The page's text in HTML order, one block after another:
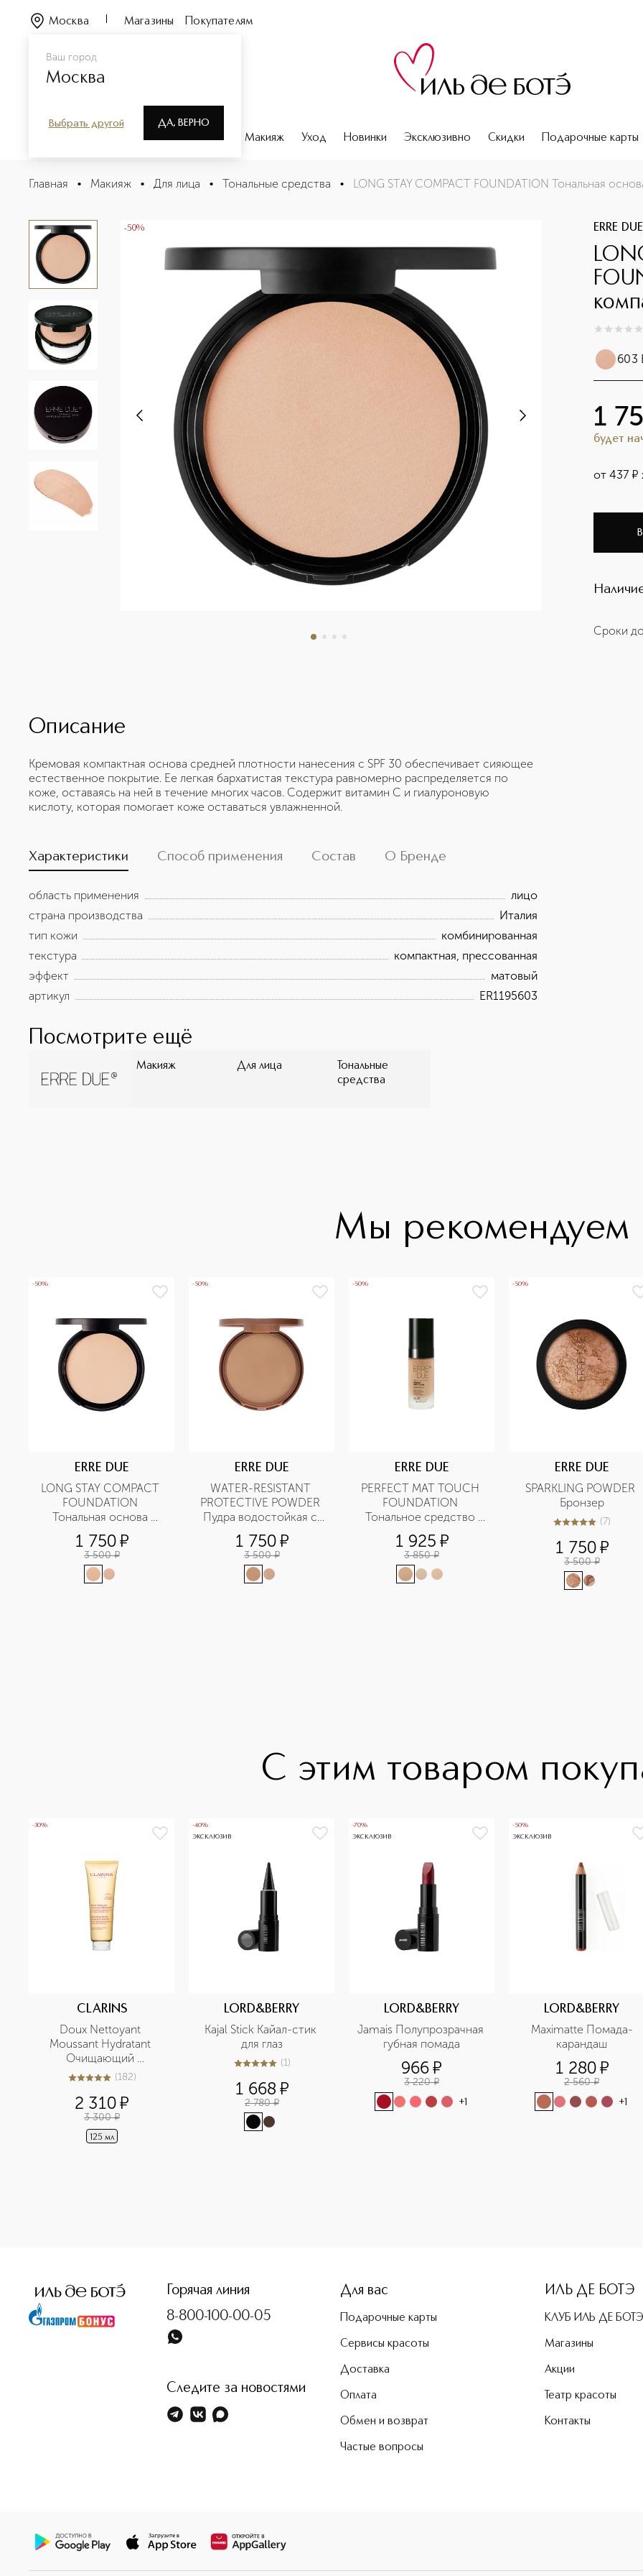
Ваш город
Москва
Выбрать другой ДА, ВЕРНО
Москва Магазины Покупателям
Парфюмерия Макияж Уход Новинки Эксклюзивно Скидки Подарочные карты
LONG STAY COMPACT FOUNDATION Тональная основа компактная стойкая SPF30
Описание
Главная • Макияж • Для лица • Тональные средства • LONG STAY COMPACT FOUNDATION Тональная
-50% ERRE DUE
0из 0
603
1
будет
от437 ¤
Сроки
Описание
Кремовая компактная основа средней плотности нанесения с SPF 30 обеспечивает сияющее
естественное покрытие. Ее легкая бархатистая текстура равномерно распределяется по
коже, оставаясь на ней в течение многих часов. Содержит витамин С и гиалуроновую
кислоту, которая помогает коже оставаться увлажненной.
Характеристики Способ применения Состав О Бренде
область применения
лицо
страна производства
Италия
тип кожи
комбинированная
текстура
компактная, прессованная
эффект
матовый
артикул
ER1195603
Посмотрите ещё
Макияж Для лица
Тональные
средства
Мы рекомендуем
-50%
ERRE DUE
LONG STAY COMPACT
FOUNDATION
Тональная основа
компактная стойкая
SPF30
1 750¤
3 500 ¤
-50%
ERRE DUE
WATER-RESISTANT
PROTECTIVE POWDER
Пудра водостойкая с
защитой от солнца
SPF25
1 750¤
3 500 ¤
-50%
ERRE DUE
PERFECT MAT TOUCH
FOUNDATION
Тональное средство
1 925 ¤
3 850 ¤
-50%
ERRE DUE
SPARKLING POWDER
Бронзер
4.9из57 (7)
1 750¤
3 500 ¤
С этим товаром
-30%
CLARINS
Doux Nettoyant
Moussant Hydratant
Очищающий
пенящийся крем для
кожи
5из 5182 (182)
2 310¤
3 300 ¤
125 мл
-40%
ЭКСКЛЮЗИВ
LORD&BERRY
Kajal Stick Кайал-стик
для глаз
5из 51 (1)
1 668 ¤
2 780 ¤
-70%
ЭКСКЛЮЗИВ
LORD&BERRY
Jamais Полупрозрачная
губная помада
966¤
3 220 ¤
+1
-50%
ЭКСКЛЮЗИВ
LORD&BERRY
Maximatte Помада-
карандаш
1 280¤
2 560 ¤
+1
Горячая линия
8-800-100-00-05
Следите за новостями
Для вас
Подарочные карты
Сервисы красоты
Доставка
Оплата
Обмен и возврат
Частые вопросы
ИЛЬ ДЕ БОТЭ
КЛУБ ИЛЬ ДЕ БОТЭ
Магазины
Акции
Театр красоты
Контакты